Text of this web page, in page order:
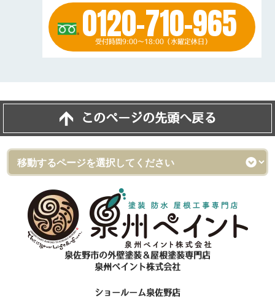
0120-710-965
受付時間9:00～18:00（水曜定休日）
このページの先頭へ戻る
泉佐野市の外壁塗装＆屋根塗装専門店
泉州ペイント株式会社
ショールーム泉佐野店